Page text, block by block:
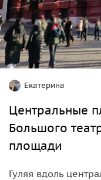
Екатерина
Центральные
Большого
площади
Гуляя вдоль